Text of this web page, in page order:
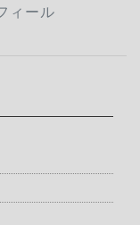
ィール